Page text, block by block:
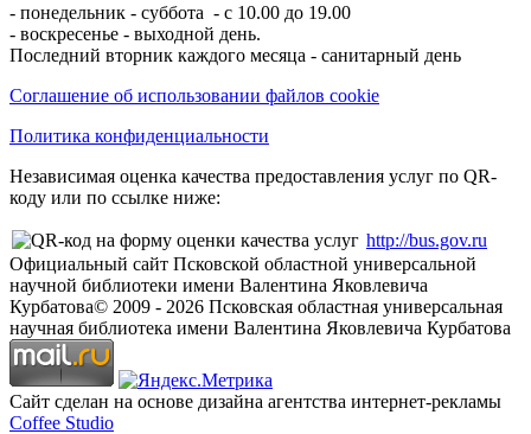
- понедельник - суббота - с 10.00 до 19.00
- воскресенье - выходной день.
Последний вторник каждого месяца - санитарный день
Соглашение об использовании файлов cookie
Политика конфиденциальности
Независимая оценка качества предоставления услуг по QR-
коду или по ссылке ниже:
http://bus.gov.ru
Официальный сайт Псковской областной универсальной
научной библиотеки имени Валентина Яковлевича
Курбатова© 2009 - 2026 Псковская областная универсальная
научная библиотека имени Валентина Яковлевича Курбатова
Сайт сделан на основе дизайна агентства интернет-рекламы
Coffee Studio